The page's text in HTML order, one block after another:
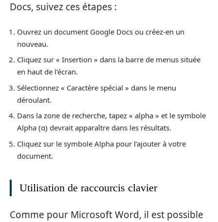
Docs, suivez ces étapes :
Ouvrez un document Google Docs ou créez-en un
nouveau.
Cliquez sur « Insertion » dans la barre de menus située
en haut de l’écran.
Sélectionnez « Caractère spécial » dans le menu
déroulant.
Dans la zone de recherche, tapez « alpha » et le symbole
Alpha (α) devrait apparaître dans les résultats.
Cliquez sur le symbole Alpha pour l’ajouter à votre
document.
Utilisation de raccourcis clavier
Comme pour Microsoft Word, il est possible